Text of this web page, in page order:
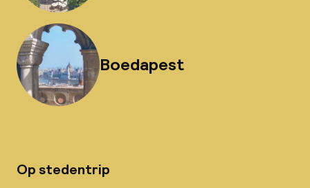
Boedapest
Op stedentrip